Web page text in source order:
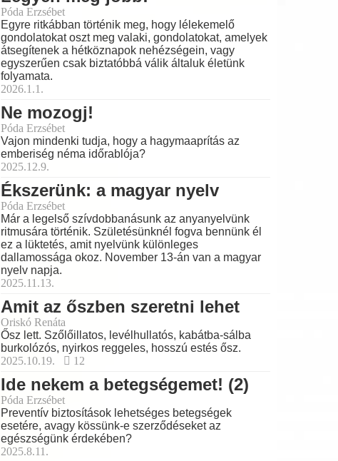
Póda Erzsébet
Egyre ritkábban történik meg, hogy lélekemelő
gondolatokat oszt meg valaki, gondolatokat, amelyek
átsegítenek a hétköznapok nehézségein, vagy
egyszerűen csak biztatóbbá válik általuk életünk
folyamata.
2026.1.1.
Ne mozogj!
Póda Erzsébet
Vajon mindenki tudja, hogy a hagymaaprítás az
emberiség néma időrablója?
2025.12.9.
Ékszerünk: a magyar nyelv
Póda Erzsébet
Már a legelső szívdobbanásunk az anyanyelvünk
ritmusára történik. Születésünknél fogva bennünk él
ez a lüktetés, amit nyelvünk különleges
dallamossága okoz. November 13-án van a magyar
nyelv napja.
2025.11.13.
Amit az őszben szeretni lehet
Oriskó Renáta
Ősz lett. Szőlőillatos, levélhullatós, kabátba-sálba
burkolózós, nyirkos reggeles, hosszú estés ősz.
2025.10.19.
12
Ide nekem a betegségemet! (2)
Póda Erzsébet
Preventív biztosítások lehetséges betegségek
esetére, avagy kössünk-e szerződéseket az
egészségünk érdekében?
2025.8.11.